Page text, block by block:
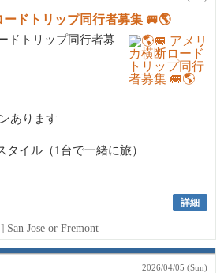
ドトリップ同行者募集 🚐🌎
ドトリップ同行者募
あります
イル（1台で一緒に旅）
詳細
San Jose or Fremont
2026/04/05 (Sun)